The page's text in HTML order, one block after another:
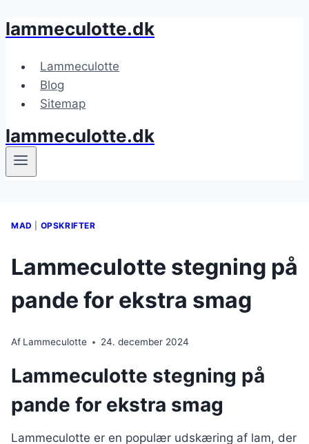
Fortsæt
indhold
lammeculotte.dk
Lammeculotte
Blog
Sitemap
lammeculotte.dk
MAD OPSKRIFTER
Lammeculotte stegning på
pande for ekstra smag
Af Lammeculotte 24. december 2024
Lammeculotte stegning på
pande for ekstra smag
Lammeculotte er en populær udskæring af lam, der